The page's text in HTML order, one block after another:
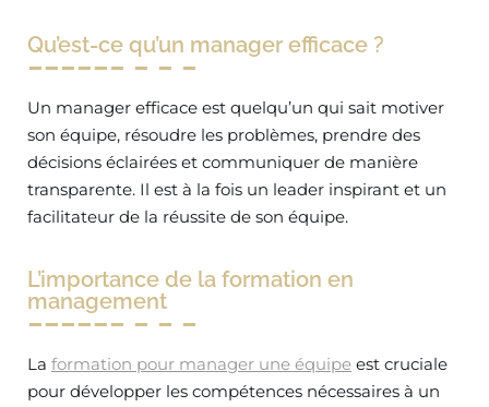
Qu’est-ce qu’un manager efficace ?
Un manager efficace est quelqu’un qui sait motiver
son équipe, résoudre les problèmes, prendre des
décisions éclairées et communiquer de manière
transparente. Il est à la fois un leader inspirant et un
facilitateur de la réussite de son équipe.
L’importance de la formation en
management
La formation pour manager une équipe est cruciale
pour développer les compétences nécessaires à un